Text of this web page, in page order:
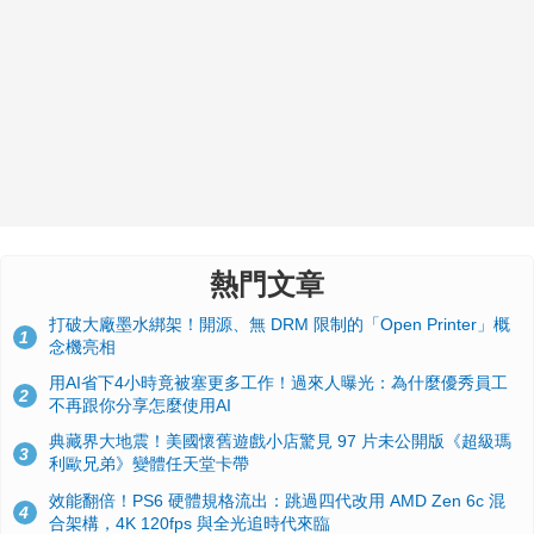
熱門文章
1
打破大廠墨水綁架！開源、無 DRM 限制的「Open Printer」概
念機亮相
2
用AI省下4小時竟被塞更多工作！過來人曝光：為什麼優秀員工
不再跟你分享怎麼使用AI
3
典藏界大地震！美國懷舊遊戲小店驚見 97 片未公開版《超級瑪
利歐兄弟》變體任天堂卡帶
4
效能翻倍！PS6 硬體規格流出：跳過四代改用 AMD Zen 6c 混
合架構，4K 120fps 與全光追時代來臨